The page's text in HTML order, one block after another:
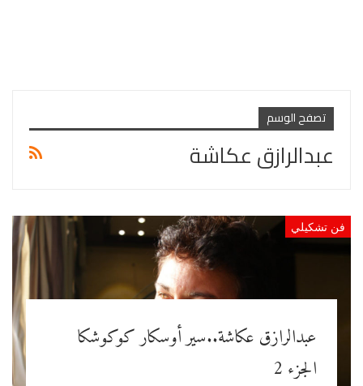
تصفح الوسم
عبدالرازق عكاشة
فن تشكيلي
عبدالرازق عكاشة..سير أوسكار كوكوشكا
الجزء 2